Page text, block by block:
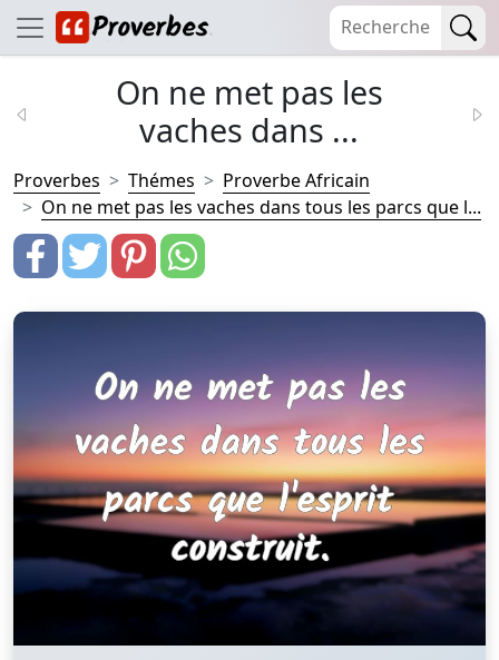
On ne met pas les
vaches dans ...
Proverbes Thémes
Proverbe Africain
On ne met pas les vaches dans tous les parcs que l...